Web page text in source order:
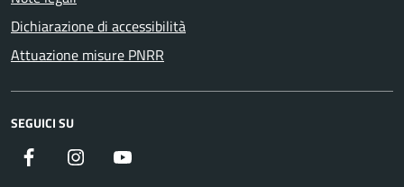
Dichiarazione di accessibilità
Attuazione misure PNRR
SEGUICI SU
Facebook Instagram